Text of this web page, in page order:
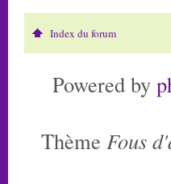
Index du forum
Powered by
Thème Fous